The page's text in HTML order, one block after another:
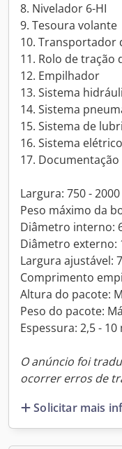
8. Nivelador 6-HI
9. Tesoura volante
10. Transportador
11. Rolo de tração
12. Empilhador
13. Sistema
14. Sistema
15. Sistema de
16. Sistema elétrico
17.
Largura: 750 -
Peso máximo da
Diâmetro interno:
Diâmetro externo:
Largura ajustável:
Comprimento
Altura do pacote:
Peso do pacote:
Espessura: 2,5 - 10
O anúncio foi
ocorrer erros de
Solicitar mais